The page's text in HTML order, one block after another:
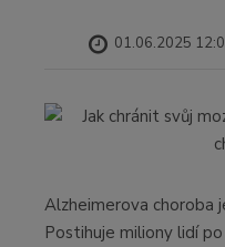
01.06.2025
Alzheimerova choroba
Postihuje miliony lidí